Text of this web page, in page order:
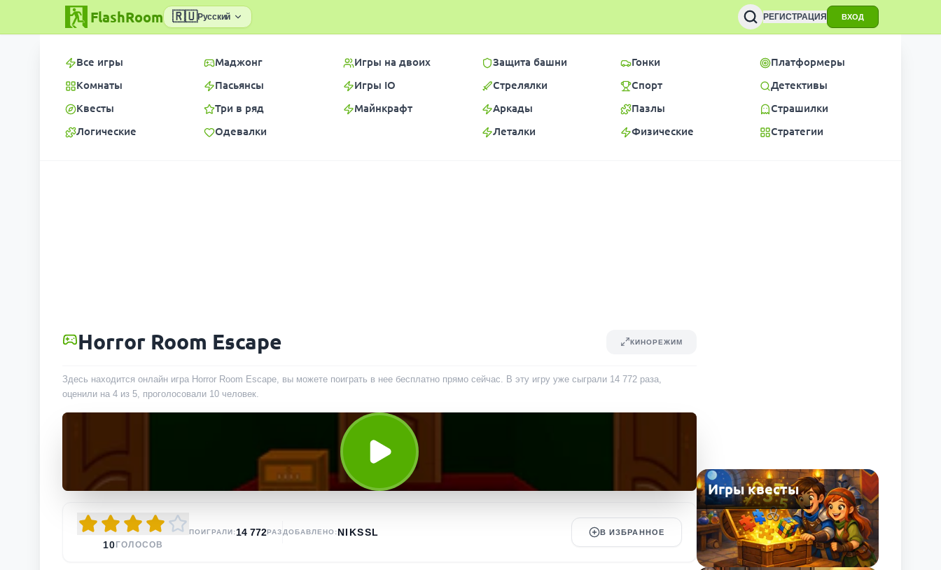
FlashRoom 🇷🇺Русский РЕГИСТРАЦИЯ ВХОД
Все игры
Комнаты
Квесты
Логические
Маджонг
Пасьянсы
Три в ряд
Одевалки
Игры на двоих
Игры IO
Майнкрафт
Защита башни
Стрелялки
Аркады
Леталки
Гонки
Спорт
Пазлы
Физические
Платформеры
Детективы
Страшилки
Стратегии
Horror Room Escape КИНОРЕЖИМ
Здесь находится онлайн игра Horror Room Escape, вы можете поиграть в нее бесплатно прямо сейчас. В эту игру уже сыграли 14 772 раза,
оценили на 4 из 5, проголосовали 10 человек.
10 ГОЛОСОВ
ПОИГРАЛИ:14 772РАЗ ДОБАВЛЕНО:NIKSSL В ИЗБРАННОЕ
Игры квесты